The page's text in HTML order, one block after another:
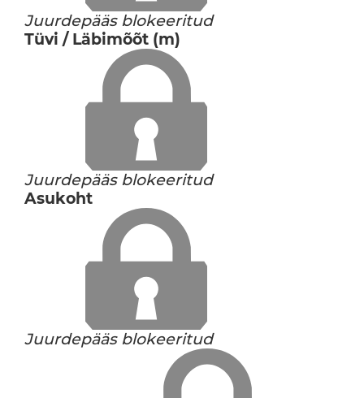
Juurdepääs blokeeritud
Tüvi / Läbimõõt (m)
Juurdepääs blokeeritud
Asukoht
Juurdepääs blokeeritud